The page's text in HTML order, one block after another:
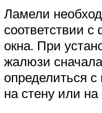
Ламели
соответствии
окна. При
жалюзи
определиться
на стену или на